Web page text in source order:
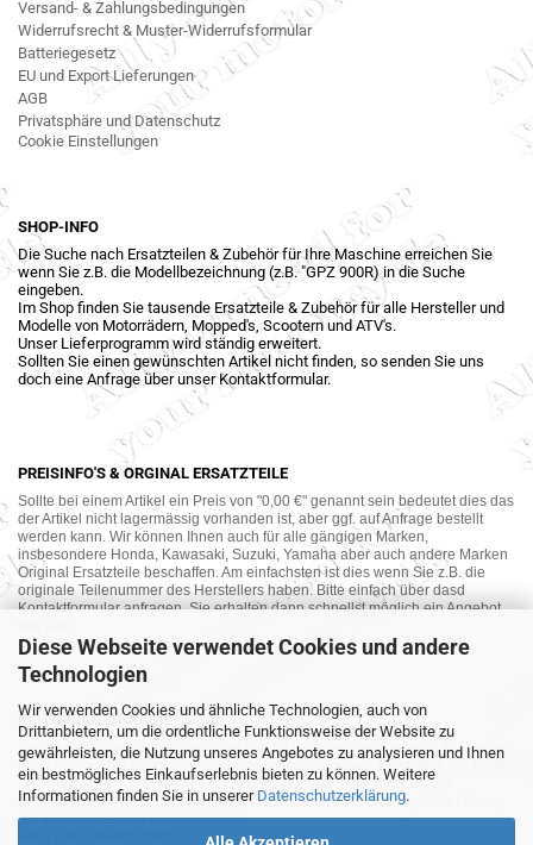
Diese Webseite verwendet Cookies und andere
Technologien
Wir verwenden Cookies und ähnliche Technologien, auch von
Drittanbietern, um die ordentliche Funktionsweise der Website zu
gewährleisten, die Nutzung unseres Angebotes zu analysieren und Ihnen
ein bestmögliches Einkaufserlebnis bieten zu können. Weitere
Informationen finden Sie in unserer Datenschutzerklärung.
Versand- & Zahlungsbedingungen
Widerrufsrecht & Muster-Widerrufsformular
Batteriegesetz
EU und Export Lieferungen
AGB
Privatsphäre und Datenschutz
Cookie Einstellungen
SHOP-INFO
Die Suche nach Ersatzteilen & Zubehör für Ihre Maschine erreichen Sie
wenn Sie z.B. die Modellbezeichnung (z.B. "GPZ 900R) in die Suche
eingeben.
Im Shop finden Sie tausende Ersatzteile & Zubehör für alle Hersteller und
Modelle von Motorrädern, Mopped's, Scootern und ATV's.
Unser Lieferprogramm wird ständig erweitert.
Sollten Sie einen gewünschten Artikel nicht finden, so senden Sie uns
doch eine Anfrage über unser Kontaktformular.
PREISINFO'S & ORGINAL ERSATZTEILE
Sollte bei einem Artikel ein Preis von "0,00 €" genannt sein bedeutet dies das
der Artikel nicht lagermässig vorhanden ist, aber ggf. auf Anfrage bestellt
werden kann. Wir können Ihnen auch für alle gängigen Marken,
insbesondere Honda, Kawasaki, Suzuki, Yamaha aber auch andere Marken
Original Ersatzteile beschaffen. Am einfachsten ist dies wenn Sie z.B. die
originale Teilenummer des Herstellers haben. Bitte einfach über dasd
Kontaktformular anfragen. Sie erhalten dann schnellst möglich ein Angebot
MOTORRAD-ANKAUF
Sie möchte Ihr altes Motorrad oder Ihre Motorradteile verkaufen ? Wir kaufen
auch gebrauchte Motorräder und Ersatzteilträger sowie Ersatzteile an. Bieten
Sie uns doch unverbindlich das was Sie verkaufen möchten an. Wir
bemühen uns dann eine sowohl für Sie als auch für uns akzeptable Lösung
mit angemessenem Preis zu finden.